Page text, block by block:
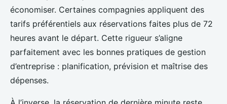
économiser. Certaines compagnies appliquent des
tarifs préférentiels aux réservations faites plus de 72
heures avant le départ. Cette rigueur s’aligne
parfaitement avec les bonnes pratiques de gestion
d’entreprise : planification, prévision et maîtrise des
dépenses.